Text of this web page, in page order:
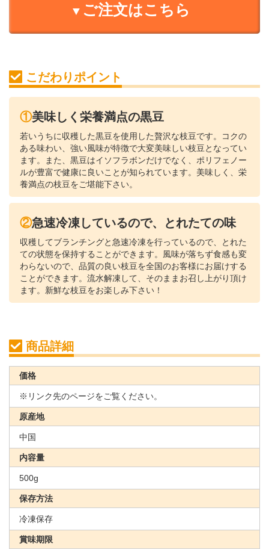
ご注文はこちら
こだわりポイント
①美味しく栄養満点の黒豆
若いうちに収穫した黒豆を使用した贅沢な枝豆です。コクの
ある味わい、強い風味が特徴で大変美味しい枝豆となってい
ます。また、黒豆はイソフラボンだけでなく、ポリフェノー
ルが豊富で健康に良いことが知られています。美味しく、栄
養満点の枝豆をご堪能下さい。
②急速冷凍しているので、とれたての味
収穫してブランチングと急速冷凍を行っているので、とれた
ての状態を保持することができます。風味が落ちず食感も変
わらないので、品質の良い枝豆を全国のお客様にお届けする
ことができます。流水解凍して、そのままお召し上がり頂け
ます。新鮮な枝豆をお楽しみ下さい！
商品詳細
価格
※リンク先のページをご覧ください。
原産地
中国
内容量
500g
保存方法
冷凍保存
賞味期限